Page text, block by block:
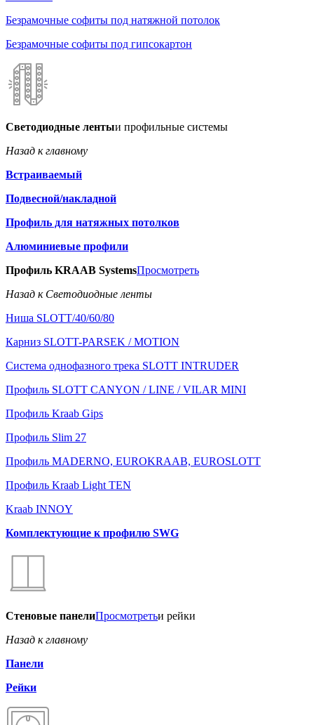
Безрамочные софиты под натяжной потолок
Безрамочные софиты под гипсокартон
Светодиодные лентыи профильные системы
Назад к главному
Встраиваемый
Подвесной/накладной
Профиль для натяжных потолков
Алюминиевые профили
Профиль KRAAB SystemsПросмотреть
Назад к Светодиодные ленты
Ниша SLOTT/40/60/80
Карниз SLOTT-PARSEK / MOTION
Система однофазного трека SLOTT INTRUDER
Профиль SLOTT CANYON / LINE / VILAR MINI
Профиль Kraab Gips
Профиль Slim 27
Профиль MADERNO, EUROKRAAB, EUROSLOTT
Профиль Kraab Light TEN
Kraab INNOY
Комплектующие к профилю SWG
Стеновые панелиПросмотретьи рейки
Назад к главному
Панели
Рейки